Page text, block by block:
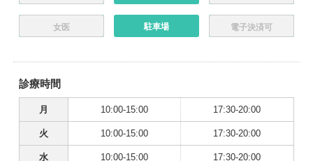
女医 駐車場 電子決済可
診療時間
月 10:00-15:00 17:30-20:00
火 10:00-15:00 17:30-20:00
水 10:00-15:00 17:30-20:00